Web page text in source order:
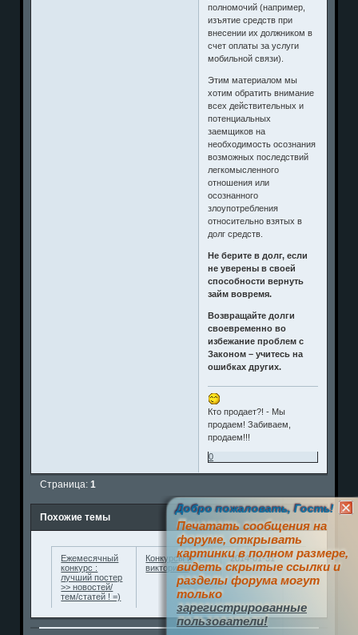
полномочий (например,
изъятие средств при
внесении их должником в
счет оплаты за услуги
мобильной связи).
Этим материалом мы
хотим обратить внимание
всех действительных и
потенциальных
заемщиков на
необходимость осознания
возможных последствий
легкомысленного
отношения или
осознанного
злоупотребления
относительно взятых в
долг средств.
Не берите в долг, если
не уверены в своей
способности вернуть
займ вовремя.
Возвращайте долги
своевременно во
избежание проблем с
Законом – учитесь на
ошибках других.
Кто продает?! - Мы
продаем! Забиваем,
продаем!!!
0
Страница:1
Похожие темы
Ежемесячный
конкурс :
лучший постер
>> новостей/
тем/статей ! =)
Конкурсы и
викторины
2014-01-31
Добро пожаловать, Гость!
Печатать сообщения на
форуме, открывать
картинки в полном размере,
видеть скрытые ссылки и
разделы форума могут
только
зарегистрированные
пользователи!